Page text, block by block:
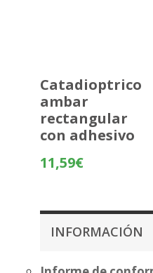
Catadioptrico
ambar
rectangular
con adhesivo
11,59€
INFORMACIÓN